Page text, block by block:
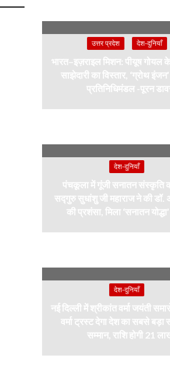
उत्तर प्रदेश देश-दुनियाँ
भारत–इज़राइल मिशन: पीयूष गोयल
साझेदारी का विस्तार, ‘ग्रोथ
प्रतिनिधिमंडल -पूरन
देश-दुनियाँ
पंचकूला में गूंजी सनातन संस्कृति
सद्गुरु सुधांशु जी महाराज ने की डॉ.
की प्रशंसा, मिला ‘सनातन
देश-दुनियाँ
नई दिल्ली में श्रीकांत वर्मा जयंती
वर्मा ट्रस्ट देगा देश का सबसे बड़ा
सम्मान, राशि होगी 21